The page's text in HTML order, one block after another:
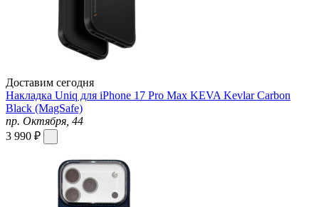
Доставим сегодня
Накладка Uniq для iPhone 17 Pro Max KEVA Kevlar Carbon
Black (MagSafe)
пр. Октября, 44
3 990 ₽